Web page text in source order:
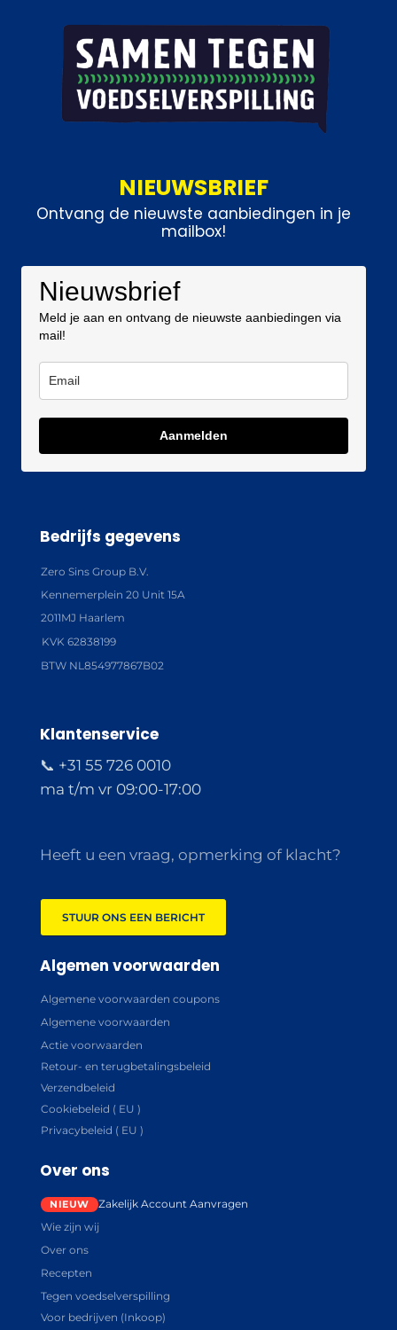
NIEUWSBRIEF
Ontvang de nieuwste aanbiedingen in je
mailbox!
Nieuwsbrief
Meld je aan en ontvang de nieuwste aanbiedingen via
mail!
Aanmelden
Bedrijfs gegevens
Zero Sins Group B.V.
Kennemerplein 20 Unit 15A
2011MJ Haarlem
KVK 62838199
BTW NL854977867B02
Klantenservice
📞 +31 55 726 0010
ma t/m vr 09:00-17:00
Heeft u een vraag, opmerking of klacht?
STUUR ONS EEN BERICHT
Algemen voorwaarden
Algemene voorwaarden coupons
Algemene voorwaarden
Actie voorwaarden
Retour- en terugbetalingsbeleid
Verzendbeleid
Cookiebeleid ( EU )
Privacybeleid ( EU )
Over ons
Zakelijk Account Aanvragen
Wie zijn wij
Over ons
Recepten
Tegen voedselverspilling
Voor bedrijven (Inkoop)